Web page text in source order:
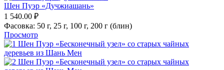
Шен Пуэр «Дучжиашань»
1 540.00 ₽
Фасовка: 50 г, 25 г, 100 г, 200 г (блин)
Просмотр